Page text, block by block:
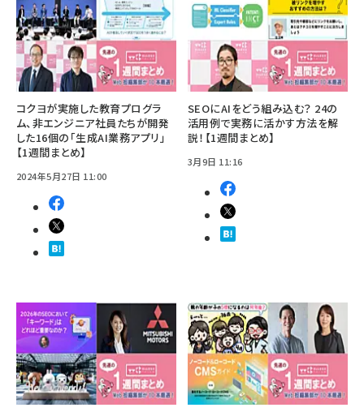
コクヨが実施した教育プログラ
ム、非エンジニア社員たちが開発
した16個の「生成AI業務アプリ」
【1週間まとめ】
2024年5月27日 11:00
SEOにAIをどう組み込む？ 24の
活用例で実務に活かす方法を解
説！【1週間まとめ】
3月9日 11:16